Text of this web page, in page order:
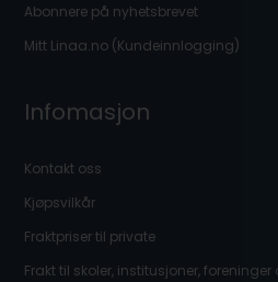
Abonnere på nyhetsbrevet
Mitt Linaa.no (Kundeinnlogging)
Infomasjon
Kontakt oss
Kjøpsvilkår
Fraktpriser til private
Frakt til skoler, institusjoner,